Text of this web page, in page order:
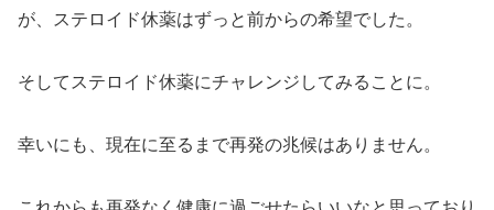
が、ステロイド休薬はずっと前からの希望でした。
そしてステロイド休薬にチャレンジしてみることに。
幸いにも、現在に至るまで再発の兆候はありません。